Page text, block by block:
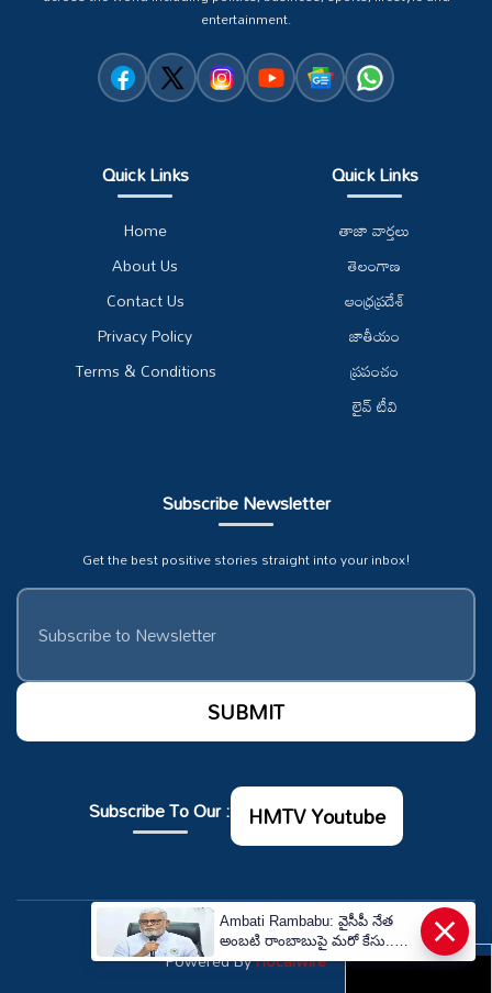
entertainment.
Quick Links
Home
About Us
Contact Us
Privacy Policy
Terms & Conditions
Quick Links
తాజా వార్తలు
తెలంగాణ
ఆంధ్రప్రదేశ్
జాతీయం
ప్రపంచం
లైవ్ టీవి
Subscribe Newsletter
Get the best positive stories straight into your inbox!
Subscribe To Our : HMTV Youtube
© Copyrights 2026. All rights reserved.
Powered ByHocalwire
×
Ambati Rambabu: వైసీపీ నేత
అంబటి రాంబాబుపై మరో కేసు..
గుంటూరులో ఎఫ్‌ఐఆర్! | YSRCP